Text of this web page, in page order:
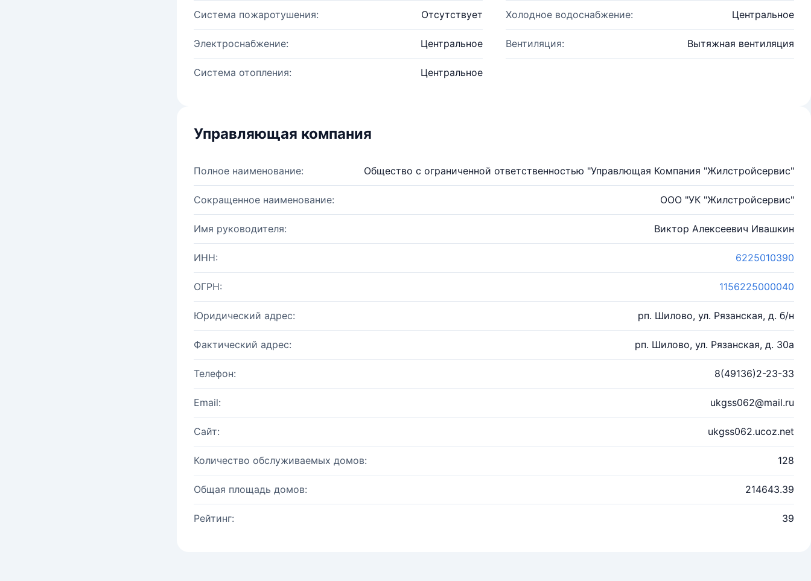
Система пожаротушения: Отсутствует Холодное водоснабжение: Центральное
Электроснабжение: Центральное Вентиляция: Вытяжная вентиляция
Система отопления: Центральное
Управляющая компания
Полное наименование: Общество с ограниченной ответственностью "Управлющая Компания "Жилстройсервис"
Сокращенное наименование: ООО "УК "Жилстройсервис"
Имя руководителя: Виктор Алексеевич Ивашкин
ИНН: 6225010390
ОГРН: 1156225000040
Юридический адрес: рп. Шилово, ул. Рязанская, д. б/н
Фактический адрес: рп. Шилово, ул. Рязанская, д. 30а
Телефон: 8(49136)2-23-33
Email: ukgss062@mail.ru
Сайт: ukgss062.ucoz.net
Количество обслуживаемых домов: 128
Общая площадь домов: 214643.39
Рейтинг: 39